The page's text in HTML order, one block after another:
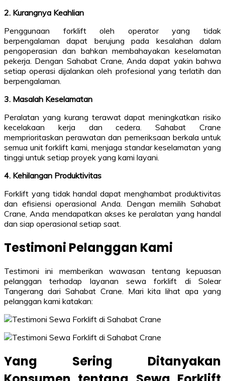
2. Kurangnya Keahlian
Penggunaan forklift oleh operator yang tidak
berpengalaman dapat berujung pada kesalahan dalam
pengoperasian dan bahkan membahayakan keselamatan
pekerja. Dengan Sahabat Crane, Anda dapat yakin bahwa
setiap operasi dijalankan oleh profesional yang terlatih dan
berpengalaman.
3. Masalah Keselamatan
Peralatan yang kurang terawat dapat meningkatkan risiko
kecelakaan kerja dan cedera. Sahabat Crane
memprioritaskan perawatan dan pemeriksaan berkala untuk
semua unit forklift kami, menjaga standar keselamatan yang
tinggi untuk setiap proyek yang kami layani.
4. Kehilangan Produktivitas
Forklift yang tidak handal dapat menghambat produktivitas
dan efisiensi operasional Anda. Dengan memilih Sahabat
Crane, Anda mendapatkan akses ke peralatan yang handal
dan siap operasional setiap saat.
Testimoni Pelanggan Kami
Testimoni ini memberikan wawasan tentang kepuasan
pelanggan terhadap layanan sewa forklift di Solear
Tangerang dari Sahabat Crane. Mari kita lihat apa yang
pelanggan kami katakan:
Yang Sering Ditanyakan